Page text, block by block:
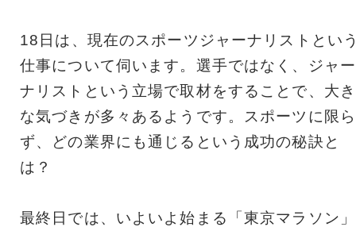
18日は、現在のスポーツジャーナリストとい
仕事について伺います。選手ではなく、ジャー
ナリストという立場で取材をすることで、大き
な気づきが多々あるようです。スポーツに限ら
ず、どの業界にも通じるという成功の秘訣と
は？
最終日では、いよいよ始まる「東京マラソン」